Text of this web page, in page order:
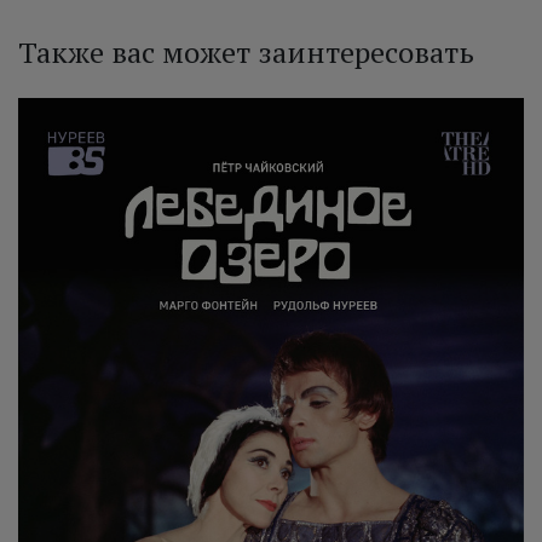
Также вас может заинтересовать